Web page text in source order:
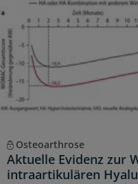
Osteoarthrose
Aktuelle Evidenz zur
intraartikulären